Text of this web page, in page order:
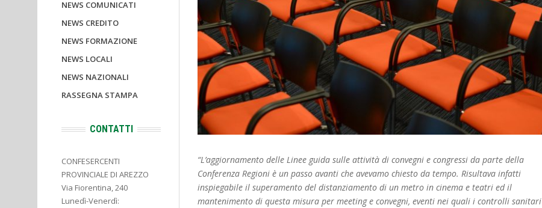
“L’aggiornamento delle Linee guida sulle attività di convegni e congressi da parte della
Conferenza Regioni è un passo avanti che avevamo chiesto da tempo. Risultava infatti
inspiegabile il superamento del distanziamento di un metro in cinema e teatri ed il
mantenimento di questa misura per meeting e convegni, eventi nei quali i controlli sanitari
NEWS COMUNICATI
NEWS CREDITO
NEWS FORMAZIONE
NEWS LOCALI
NEWS NAZIONALI
RASSEGNA STAMPA
CONTATTI
CONFESERCENTI
PROVINCIALE DI AREZZO
Via Fiorentina, 240
Lunedì-Venerdì: